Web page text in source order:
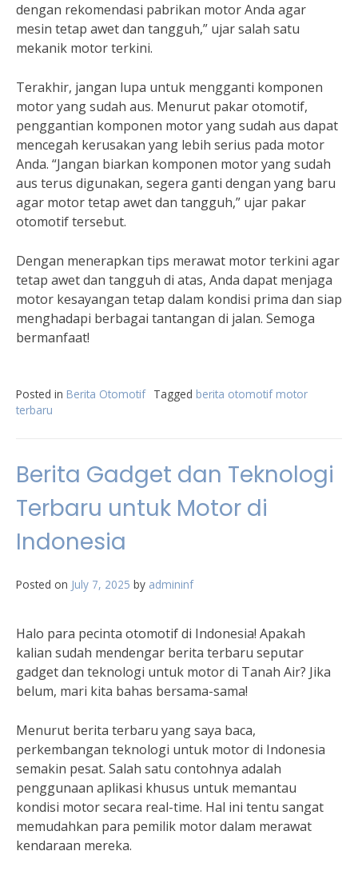
dengan rekomendasi pabrikan motor Anda agar
mesin tetap awet dan tangguh,” ujar salah satu
mekanik motor terkini.
Terakhir, jangan lupa untuk mengganti komponen
motor yang sudah aus. Menurut pakar otomotif,
penggantian komponen motor yang sudah aus dapat
mencegah kerusakan yang lebih serius pada motor
Anda. “Jangan biarkan komponen motor yang sudah
aus terus digunakan, segera ganti dengan yang baru
agar motor tetap awet dan tangguh,” ujar pakar
otomotif tersebut.
Dengan menerapkan tips merawat motor terkini agar
tetap awet dan tangguh di atas, Anda dapat menjaga
motor kesayangan tetap dalam kondisi prima dan siap
menghadapi berbagai tantangan di jalan. Semoga
bermanfaat!
Posted in Berita Otomotif Tagged berita otomotif motor
terbaru
Berita Gadget dan Teknologi
Terbaru untuk Motor di
Indonesia
Posted on July 7, 2025 by admininf
Halo para pecinta otomotif di Indonesia! Apakah
kalian sudah mendengar berita terbaru seputar
gadget dan teknologi untuk motor di Tanah Air? Jika
belum, mari kita bahas bersama-sama!
Menurut berita terbaru yang saya baca,
perkembangan teknologi untuk motor di Indonesia
semakin pesat. Salah satu contohnya adalah
penggunaan aplikasi khusus untuk memantau
kondisi motor secara real-time. Hal ini tentu sangat
memudahkan para pemilik motor dalam merawat
kendaraan mereka.